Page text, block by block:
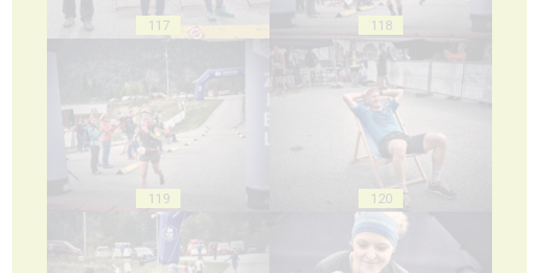
117 118
119 120